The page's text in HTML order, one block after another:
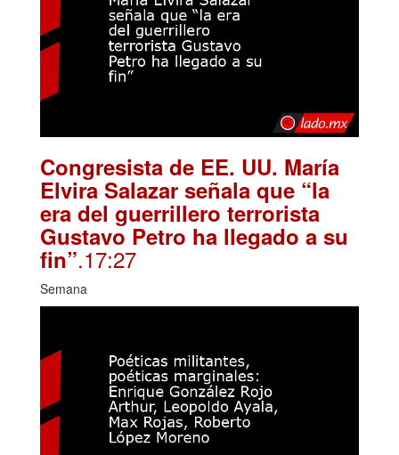
Congresista de EE. UU. María
Elvira Salazar señala que “la
era del guerrillero terrorista
Gustavo Petro ha llegado a su
fin”.17:27
Semana